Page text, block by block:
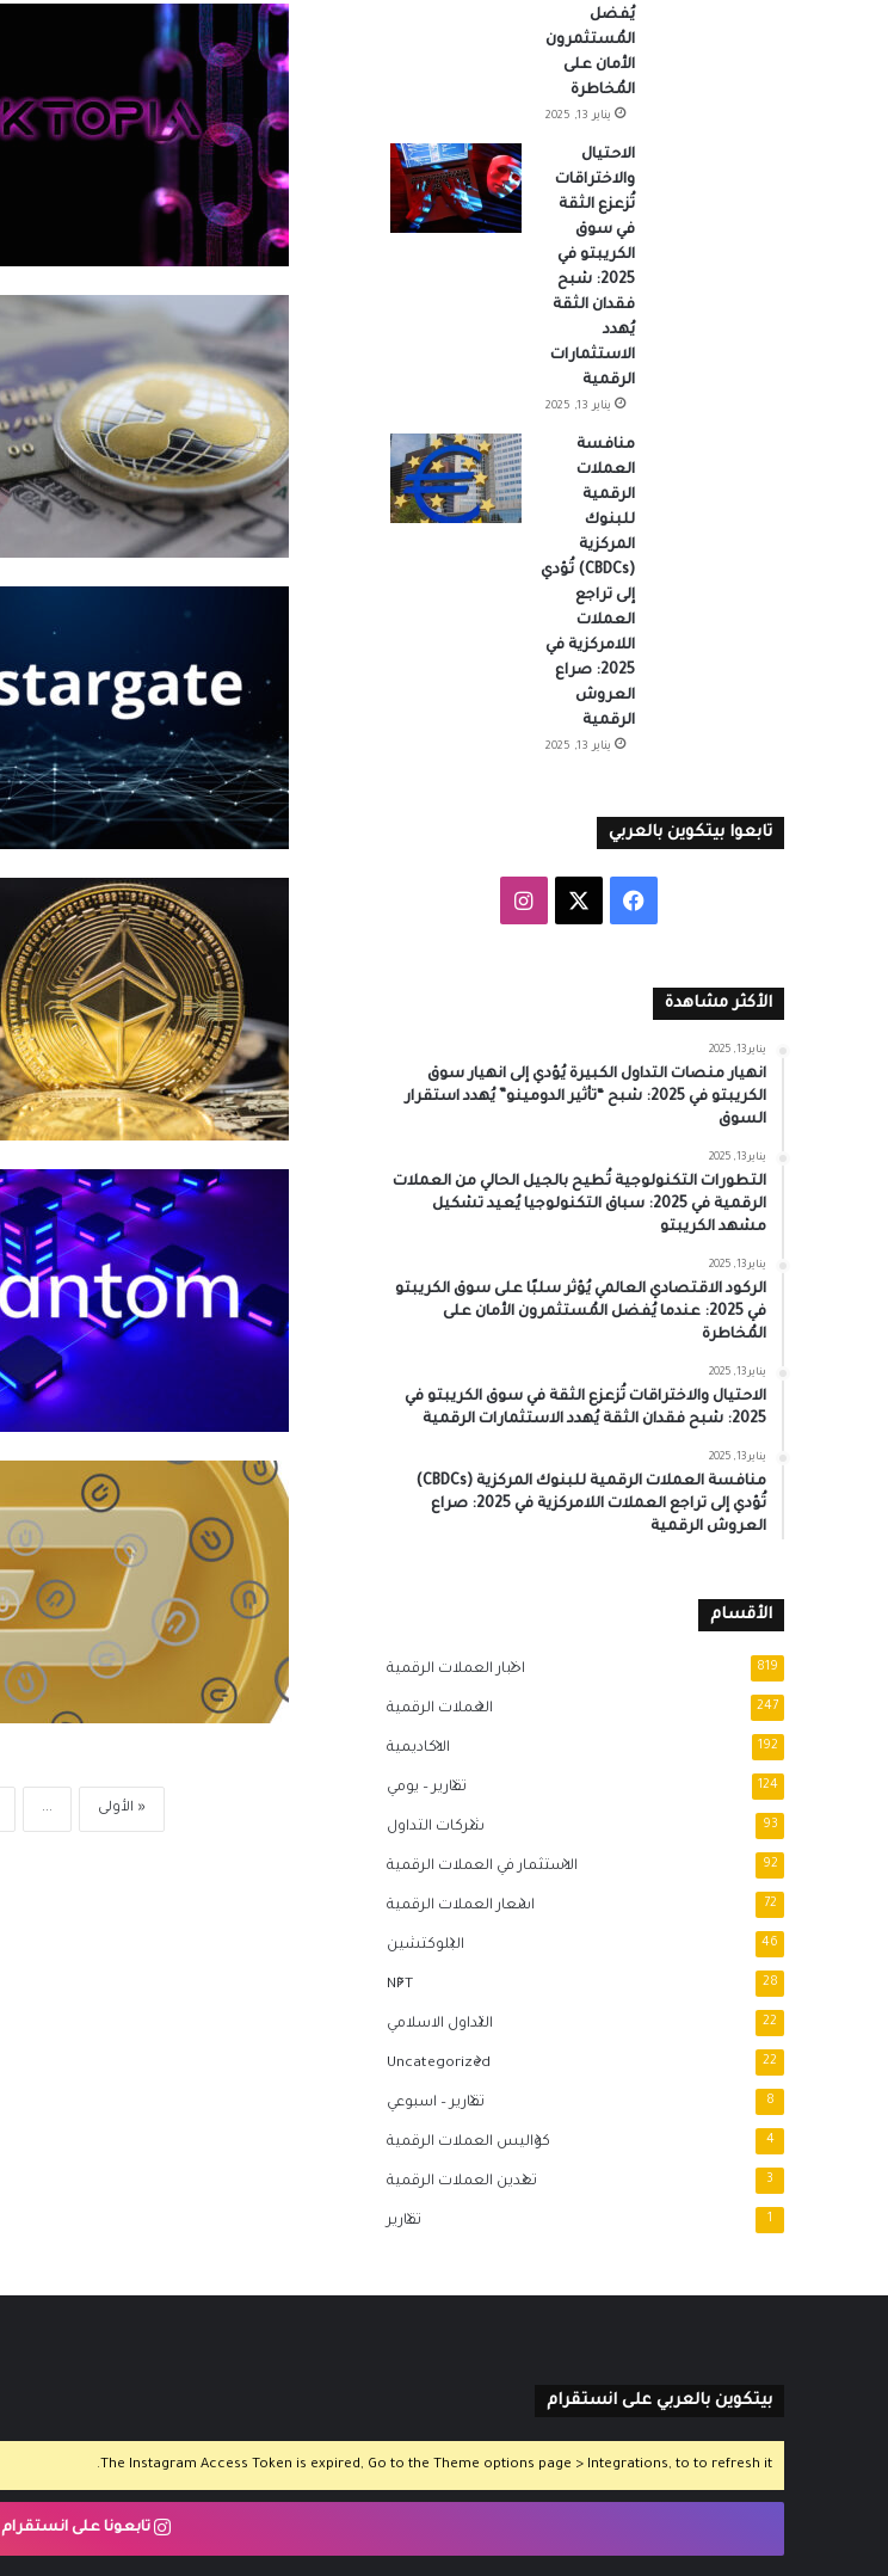
« الأولى ...
يُفضل
المُستثمرون
الأمان على
المُخاطرة
يناير 13, 2025
الاحتيال
والاختراقات
تُزعزع الثقة
في سوق
الكريبتو في
2025: شبح
فقدان الثقة
يُهدد
الاستثمارات
الرقمية
يناير 13, 2025
منافسة
العملات
الرقمية
للبنوك
المركزية
(CBDCs) تُؤدي
إلى تراجع
العملات
اللامركزية في
2025: صراع
العروش
الرقمية
يناير 13, 2025
تابعوا بيتكوين بالعربي
فيسبوك انستقرام
الأكثر مشاهدة
يناير 13, 2025
انهيار منصات التداول الكبيرة يُؤدي إلى انهيار سوق
الكريبتو في 2025: شبح “تأثير الدومينو” يُهدد استقرار
السوق
يناير 13, 2025
التطورات التكنولوجية تُطيح بالجيل الحالي من العملات
الرقمية في 2025: سباق التكنولوجيا يُعيد تشكيل
مشهد الكريبتو
يناير 13, 2025
الركود الاقتصادي العالمي يُؤثر سلبًا على سوق الكريبتو
في 2025: عندما يُفضل المُستثمرون الأمان على
المُخاطرة
يناير 13, 2025
الاحتيال والاختراقات تُزعزع الثقة في سوق الكريبتو في
2025: شبح فقدان الثقة يُهدد الاستثمارات الرقمية
يناير 13, 2025
منافسة العملات الرقمية للبنوك المركزية (CBDCs)
تُؤدي إلى تراجع العملات اللامركزية في 2025: صراع
العروش الرقمية
الأقسام
اخبار العملات الرقمية 819
العملات الرقمية 247
الاكاديمية 192
تقارير – يومي 124
شركات التداول 93
الاستثمار في العملات الرقمية 92
اسعار العملات الرقمية 72
البلوكتشين 46
NFT 28
التداول الاسلامي 22
Uncategorized 22
تقارير – اسبوعي 8
كواليس العملات الرقمية 4
تعدين العملات الرقمية 3
تقارير 1
بيتكوين بالعربي على انستقرام
The Instagram Access Token is expired, Go to the Theme options page > Integrations, to to refresh it.
تابعونا على انستقرام